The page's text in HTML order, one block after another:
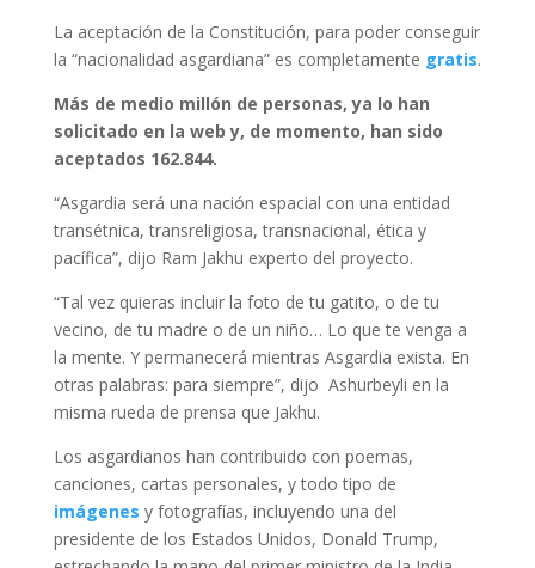
La aceptación de la Constitución, para poder conseguir
la “nacionalidad asgardiana” es completamente gratis.
Más de medio millón de personas, ya lo han
solicitado en la web y, de momento, han sido
aceptados 162.844.
“Asgardia será una nación espacial con una entidad
transétnica, transreligiosa, transnacional, ética y
pacífica”, dijo Ram Jakhu experto del proyecto.
“Tal vez quieras incluir la foto de tu gatito, o de tu
vecino, de tu madre o de un niño… Lo que te venga a
la mente. Y permanecerá mientras Asgardia exista. En
otras palabras: para siempre”, dijo Ashurbeyli en la
misma rueda de prensa que Jakhu.
Los asgardianos han contribuido con poemas,
canciones, cartas personales, y todo tipo de
imágenes y fotografías, incluyendo una del
presidente de los Estados Unidos, Donald Trump,